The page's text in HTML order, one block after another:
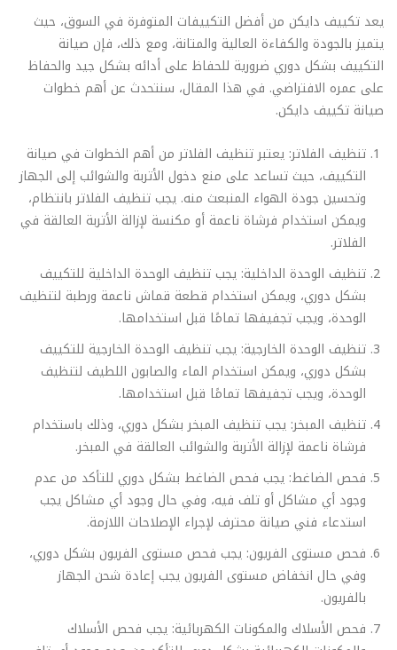
يعد تكييف دايكن من أفضل التكييفات المتوفرة في السوق، حيث
يتميز بالجودة والكفاءة العالية والمتانة، ومع ذلك، فإن صيانة
التكييف بشكل دوري ضرورية للحفاظ على أدائه بشكل جيد والحفاظ
على عمره الافتراضي. في هذا المقال، سنتحدث عن أهم خطوات
صيانة تكييف دايكن.
تنظيف الفلاتر: يعتبر تنظيف الفلاتر من أهم الخطوات في صيانة
التكييف، حيث تساعد على منع دخول الأتربة والشوائب إلى الجهاز
وتحسين جودة الهواء المنبعث منه. يجب تنظيف الفلاتر بانتظام،
ويمكن استخدام فرشاة ناعمة أو مكنسة لإزالة الأتربة العالقة في
الفلاتر.
تنظيف الوحدة الداخلية: يجب تنظيف الوحدة الداخلية للتكييف
بشكل دوري، ويمكن استخدام قطعة قماش ناعمة ورطبة لتنظيف
الوحدة، ويجب تجفيفها تمامًا قبل استخدامها.
تنظيف الوحدة الخارجية: يجب تنظيف الوحدة الخارجية للتكييف
بشكل دوري، ويمكن استخدام الماء والصابون اللطيف لتنظيف
الوحدة، ويجب تجفيفها تمامًا قبل استخدامها.
تنظيف المبخر: يجب تنظيف المبخر بشكل دوري، وذلك باستخدام
فرشاة ناعمة لإزالة الأتربة والشوائب العالقة في المبخر.
فحص الضاغط: يجب فحص الضاغط بشكل دوري للتأكد من عدم
وجود أي مشاكل أو تلف فيه، وفي حال وجود أي مشاكل يجب
استدعاء فني صيانة محترف لإجراء الإصلاحات اللازمة.
فحص مستوى الفريون: يجب فحص مستوى الفريون بشكل دوري،
وفي حال انخفاض مستوى الفريون يجب إعادة شحن الجهاز
بالفريون.
فحص الأسلاك والمكونات الكهربائية: يجب فحص الأسلاك